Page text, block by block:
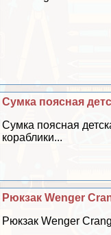
Сумка поясная
Сумка поясная
кораблики...
Рюкзак Wenger
Рюкзак Wenger